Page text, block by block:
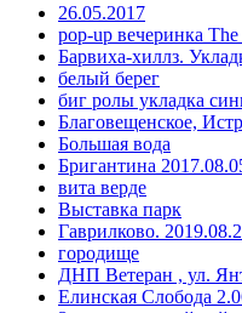
26.05.2017
pop-up вечеринка
Барвиха-хиллз.
белый берег
биг ролы укладка
Благовещенское,
Большая вода
Бригантина
вита верде
Выставка парк
Гаврилково.
городище
ДНП Ветеран , ул.
Елинская Слобода